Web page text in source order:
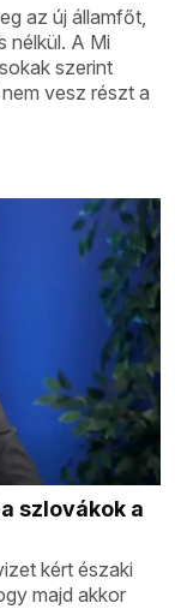
az új államfőt,
nélkül. A Mi
szerint
vesz részt a
szlovákok a
kért északi
majd akkor